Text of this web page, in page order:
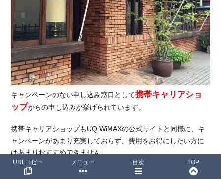
キャンペーンのない申し込み窓口として携帯キャリアショ
ップからの申し込みが挙げられています。
携帯キャリアショップもUQ WiMAXの公式サイトと同様に、キ
ャンペーンがあまり充実しておらず、費用をお得にしたい方に
はあまりおすすめできません。
携帯キャリアショップは主にiPhoneやスマートフォンの営業に
URLコピー メニュー 目次 TOP